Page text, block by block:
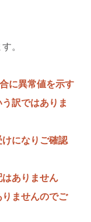
。
に異常値を示す
訳ではありま
になりご確認
ありません
ませんのでご